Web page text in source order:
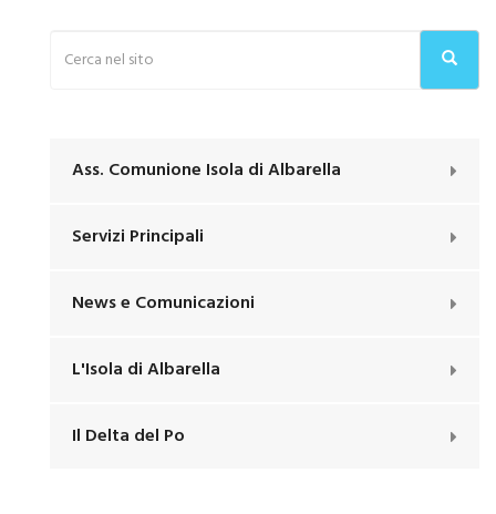
Ass. Comunione Isola di Albarella
Servizi Principali
News e Comunicazioni
L'Isola di Albarella
Il Delta del Po